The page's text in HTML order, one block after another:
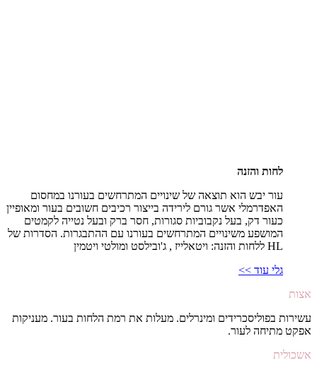
לחות והזנה
עור יבש הוא תוצאה של שינויים המתרחשים בעורנו במחסום
האפדרמלי אשר גורם לירידה בייצור רכיבים חשובים בעור ומאופיין
כעור דק, בעל נקבוביות סגורות, חסר ברק ובעל נטייה לקמטים
המושפע משינויים המתרחשים בעורנו עם ההתבגרות. הסדרות של
HL ללחות והזנה: ויטאלייז , ג'ובילסט ומולטי ויטמין
גלי עוד >>
אצות
עשירות בפוליסכרידים ומינרלים. מעלות את רמת הלחות בעור. מעניקות
אפקט מתיחה לעור.
אשכולית